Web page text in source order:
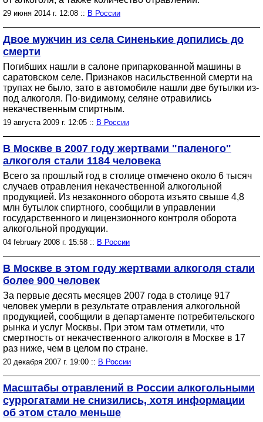
29 июня 2014 г. 12:08 :: В России
Двое мужчин из села Синенькие допились до
смерти
Погибших нашли в салоне припаркованной машины в
саратовском селе. Признаков насильственной смерти на
трупах не было, зато в автомобиле нашли две бутылки из-
под алкоголя. По-видимому, селяне отравились
некачественным спиртным.
19 августа 2009 г. 12:05 :: В России
В Москве в 2007 году жертвами "паленого"
алкоголя стали 1184 человека
Всего за прошлый год в столице отмечено около 6 тысяч
случаев отравления некачественной алкогольной
продукцией. Из незаконного оборота изъято свыше 4,8
млн бутылок спиртного, сообщили в управлении
государственного и лицензионного контроля оборота
алкогольной продукции.
04 february 2008 г. 15:58 :: В России
В Москве в этом году жертвами алкоголя стали
более 900 человек
За первые десять месяцев 2007 года в столице 917
человек умерли в результате отравления алкогольной
продукцией, сообщили в департаменте потребительского
рынка и услуг Москвы. При этом там отметили, что
смертность от некачественного алкоголя в Москве в 17
раз ниже, чем в целом по стране.
20 декабря 2007 г. 19:00 :: В России
Масштабы отравлений в России алкогольными
суррогатами не снизились, хотя информации
об этом стало меньше